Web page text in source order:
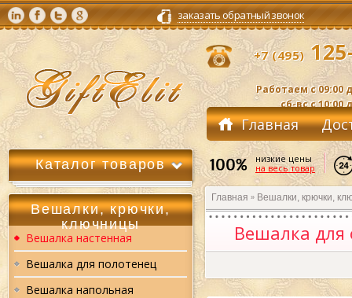
заказать обратный звонок
+7 (495)
Работаем с 09:00
сб-вс с 10:00
Главная
Контакты
Каталог товаров
Вешалки, крючки,
ключницы
Вешалка настенная
Вешалка для полотенец
Вешалка напольная
низкие цены
на весь товар
Главная » Вешалки, крючки,
Вешалка для